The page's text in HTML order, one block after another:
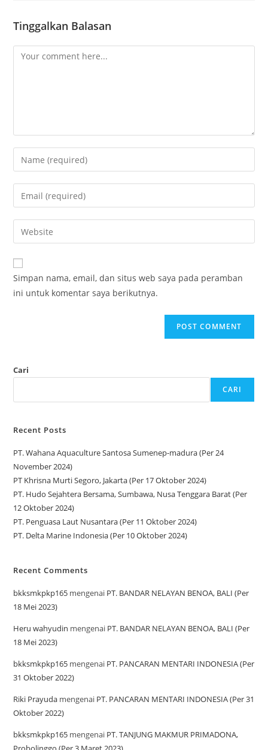
Tinggalkan Balasan
Simpan nama, email, dan situs web saya pada peramban
ini untuk komentar saya berikutnya.
Cari
CARI
Recent Posts
PT. Wahana Aquaculture Santosa Sumenep-madura (Per 24
November 2024)
PT Khrisna Murti Segoro, Jakarta (Per 17 Oktober 2024)
PT. Hudo Sejahtera Bersama, Sumbawa, Nusa Tenggara Barat (Per
12 Oktober 2024)
PT. Penguasa Laut Nusantara (Per 11 Oktober 2024)
PT. Delta Marine Indonesia (Per 10 Oktober 2024)
Recent Comments
bkksmkpkp165 mengenai PT. BANDAR NELAYAN BENOA, BALI (Per
18 Mei 2023)
Heru wahyudin mengenai PT. BANDAR NELAYAN BENOA, BALI (Per
18 Mei 2023)
bkksmkpkp165 mengenai PT. PANCARAN MENTARI INDONESIA (Per
31 Oktober 2022)
Riki Prayuda mengenai PT. PANCARAN MENTARI INDONESIA (Per 31
Oktober 2022)
bkksmkpkp165 mengenai PT. TANJUNG MAKMUR PRIMADONA,